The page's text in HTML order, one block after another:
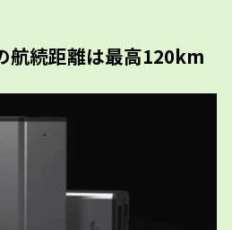
航続距離は最高120km